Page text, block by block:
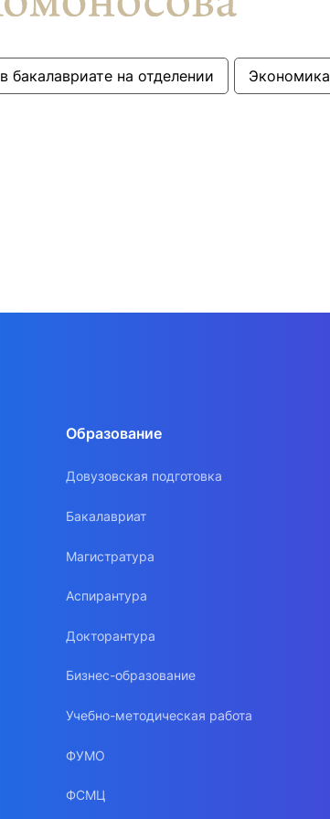
в бакалавриате на отделении Экономика
Образование
Довузовская подготовка
Бакалавриат
Магистратура
Аспирантура
Докторантура
Бизнес-образование
Учебно-методическая работа
ФУМО
ФСМЦ